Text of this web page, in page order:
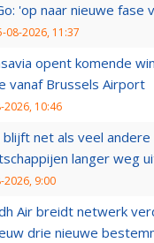
'op naar nieuwe fase
08-2026, 11:37
opent komende
vanaf Brussels Airport
2026, 10:46
blijft net als veel andere
langer weg
2026, 9:00
Air breidt netwerk
drie nieuwe